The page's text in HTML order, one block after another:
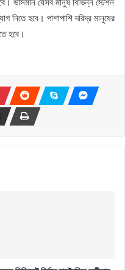
নিতে হবে। পাশাপাশি দরিদ্র মানুষের
হবে।